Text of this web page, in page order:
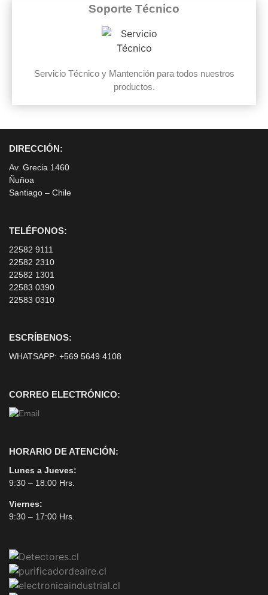
Soporte Técnico
Servicio Técnico y Mantención para todos nuestros
productos.
DIRECCIÓN:
Av. Grecia 1460
Ñuñoa
Santiago – Chile
TELÉFONOS:
22582 9111
22582 2310
22582 1301
22583 0390
22583 0310
ESCRÍBENOS:
WHATSAPP: +569 5649 4108
CORREO ELECTRÓNICO:
HORARIO DE ATENCIÓN:
Lunes a Jueves:
9:30 – 18:00 Hrs.
Viernes:
9:30 – 17:00 Hrs.